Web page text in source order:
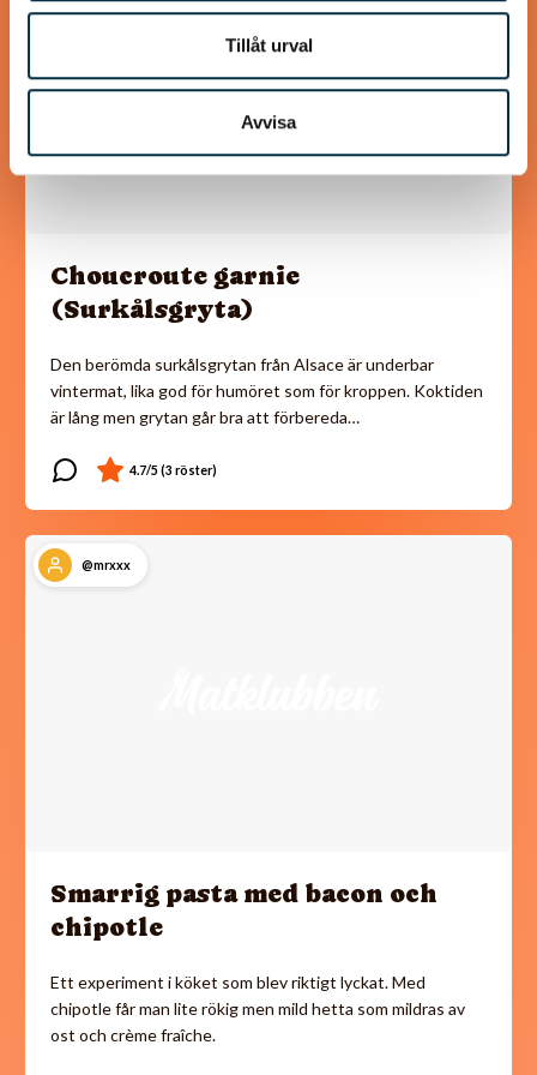
Tillåt urval
Avvisa
Choucroute garnie
(Surkålsgryta)
Den berömda surkålsgrytan från Alsace är underbar
vintermat, lika god för humöret som för kroppen. Koktiden
är lång men grytan går bra att förbereda…
@mrxxx
Smarrig pasta med bacon och
chipotle
Ett experiment i köket som blev riktigt lyckat. Med
chipotle får man lite rökig men mild hetta som mildras av
ost och crème fraîche.